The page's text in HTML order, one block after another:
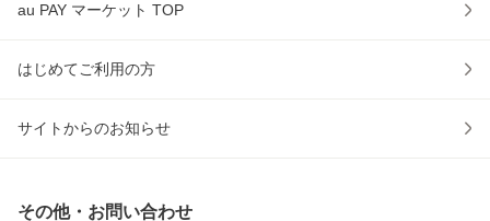
au PAY マーケット TOP
はじめてご利用の方
サイトからのお知らせ
その他・お問い合わせ